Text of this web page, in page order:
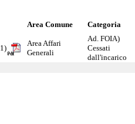
Area Comune Categoria
1)
Area Affari
Generali
Ad. FOIA)
Cessati
dall'incarico